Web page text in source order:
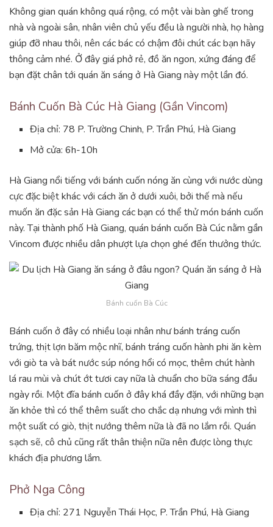
Không gian quán không quá rộng, có một vài bàn ghế trong
nhà và ngoài sân, nhân viên chủ yếu đều là người nhà, họ hàng
giúp đỡ nhau thôi, nên các bác có chậm đôi chút các bạn hãy
thông cảm nhé. Ở đây giá phở rẻ, đồ ăn ngon, xứng đáng để
bạn đặt chân tới quán ăn sáng ở Hà Giang này một lần đó.
Bánh Cuốn Bà Cúc Hà Giang (Gần Vincom)
Địa chỉ: 78 P. Trường Chinh, P. Trần Phú, Hà Giang
Mở cửa: 6h-10h
Hà Giang nổi tiếng với bánh cuốn nóng ăn cùng với nước dùng
cực đặc biệt khác với cách ăn ở dưới xuôi, bởi thế mà nếu
muốn ăn đặc sản Hà Giang các bạn có thể thử món bánh cuốn
này. Tại thành phố Hà Giang, quán bánh cuốn Bà Cúc nằm gần
Vincom được nhiều dân phượt lựa chọn ghé đến thưởng thức.
Bánh cuốn Bà Cúc
Bánh cuốn ở đây có nhiều loại nhân như bánh tráng cuốn
trứng, thịt lợn băm mộc nhĩ, bánh tráng cuốn hành phi ăn kèm
với giò ta và bát nước súp nóng hổi có mọc, thêm chút hành
lá rau mùi và chút ớt tươi cay nữa là chuẩn cho bữa sáng đầu
ngày rồi. Một đĩa bánh cuốn ở đây khá đầy đặn, với những bạn
ăn khỏe thì có thể thêm suất cho chắc dạ nhưng với mình thì
một suất có giò, thịt nướng thêm nữa là đã no lắm rồi. Quán
sạch sẽ, cô chủ cũng rất thân thiện nữa nên được lòng thực
khách địa phương lắm.
Phở Nga Công
Địa chỉ: 271 Nguyễn Thái Học, P. Trần Phú, Hà Giang